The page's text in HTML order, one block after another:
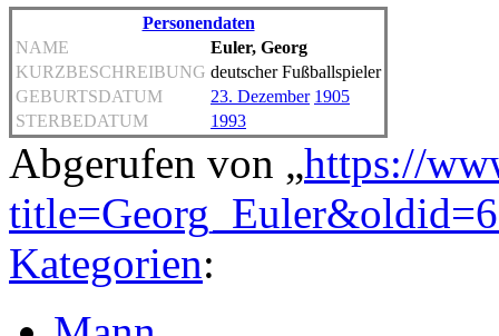
Personendaten
NAME
Euler, Georg
KURZBESCHREIBUNG deutscher Fußballspieler
GEBURTSDATUM
23. Dezember 1905
STERBEDATUM
1993
Abgerufen von „https://
Kategorien: